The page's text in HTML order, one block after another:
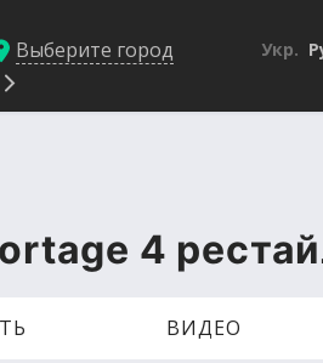
Выберите город Укр.
4
ВИДЕО